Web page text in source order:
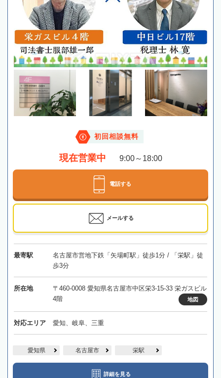
初回相談無料
現在営業中 9:00～18:00
電話する
メールする
最寄駅
名古屋市営地下鉄「矢場町駅」徒歩1分 / 「栄駅」徒
歩3分
所在地
〒460-0008 愛知県名古屋市中区栄3-15-33 栄ガスビル
4階
地図
対応エリア 愛知、岐阜、三重
愛知県 名古屋市 栄駅
詳細を見る